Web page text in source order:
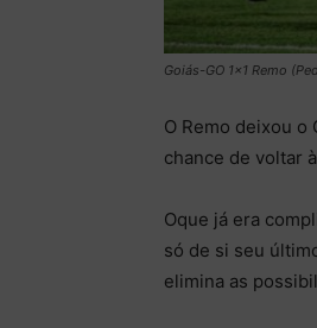
Goiás-GO 1×1 Remo
O Remo deixou o
chance de voltar
Oque já era
só de si seu
elimina as